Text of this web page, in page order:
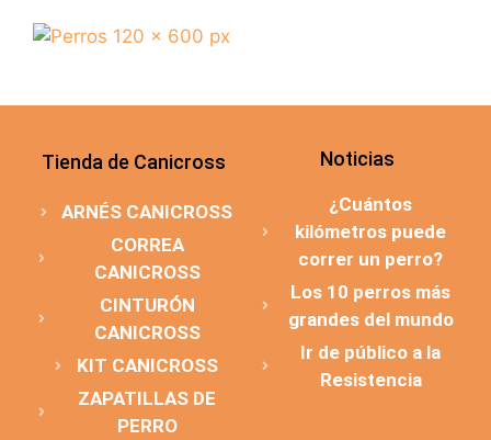
Tienda de Canicross
ARNÉS CANICROSS
CORREA
CANICROSS
CINTURÓN
CANICROSS
KIT CANICROSS
ZAPATILLAS DE
PERRO
Noticias
¿Cuántos
kilómetros puede
correr un perro?
Los 10 perros más
grandes del mundo
Ir de público a la
Resistencia